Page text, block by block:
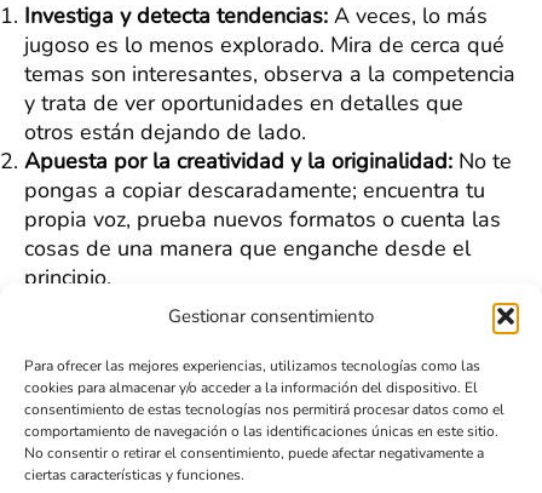
Gestionar consentimiento
Para ofrecer las mejores experiencias, utilizamos tecnologías como las
cookies para almacenar y/o acceder a la información del dispositivo. El
consentimiento de estas tecnologías nos permitirá procesar datos como el
comportamiento de navegación o las identificaciones únicas en este sitio.
No consentir o retirar el consentimiento, puede afectar negativamente a
ciertas características y funciones.
Investiga y detecta tendencias: A veces, lo más
jugoso es lo menos explorado. Mira de cerca qué
temas son interesantes, observa a la competencia
y trata de ver oportunidades en detalles que
otros están dejando de lado.
Apuesta por la creatividad y la originalidad: No te
pongas a copiar descaradamente; encuentra tu
propia voz, prueba nuevos formatos o cuenta las
cosas de una manera que enganche desde el
principio.
Basa tu contenido en datos:Apoyarse en datos
haces una encuesta como si reúnes cifras propias,
los periodistas y otros webmasters lo apreciarán
mucho más.
Otras cosas a tener en cuenta son desarrollar
contenido que siga siendo útil pase el tiempo,